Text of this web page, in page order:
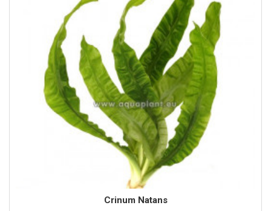
Crinum Natans